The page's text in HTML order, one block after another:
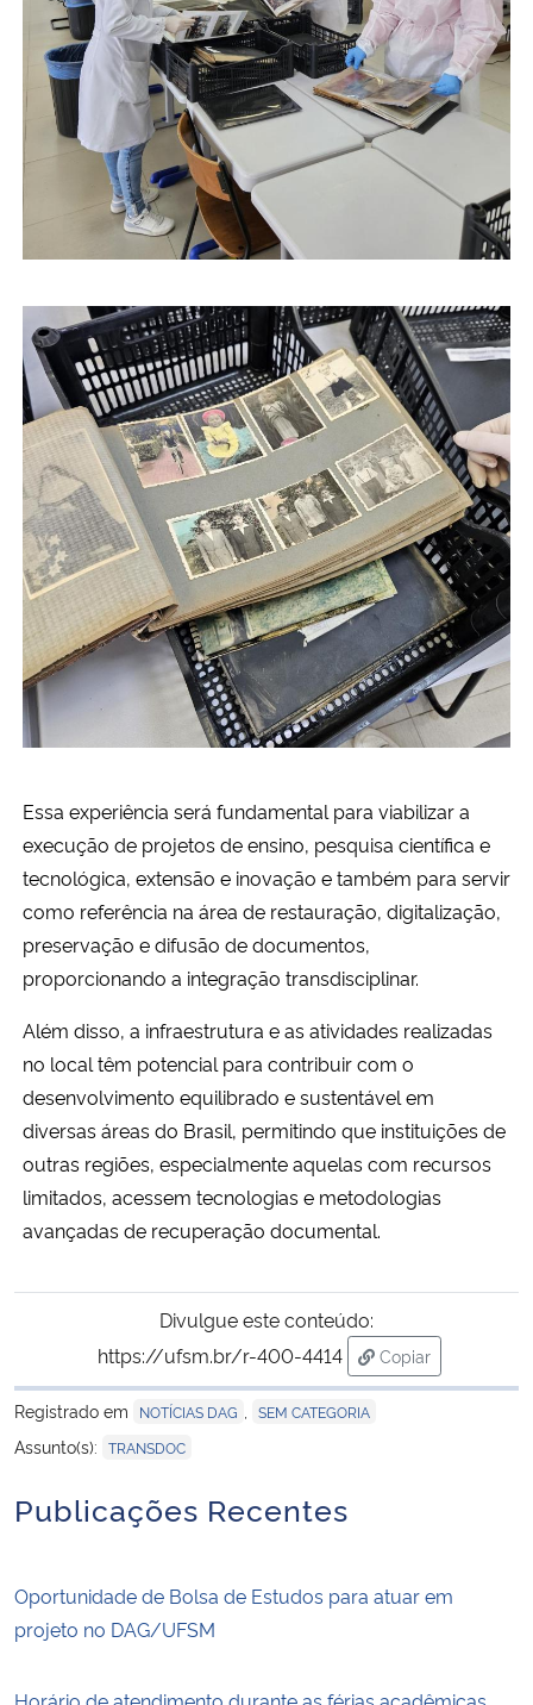
Essa experiência será fundamental para viabilizar a
execução de projetos de ensino, pesquisa científica e
tecnológica, extensão e inovação e também para servir
como referência na área de restauração, digitalização,
preservação e difusão de documentos,
proporcionando a integração transdisciplinar.
Além disso, a infraestrutura e as atividades realizadas
no local têm potencial para contribuir com o
desenvolvimento equilibrado e sustentável em
diversas áreas do Brasil, permitindo que instituições de
outras regiões, especialmente aquelas com recursos
limitados, acessem tecnologias e metodologias
avançadas de recuperação documental.
Divulgue este conteúdo:
https://ufsm.br/r-400-4414
Copiar
para área de
Registrado em
NOTÍCIAS DAG SEM CATEGORIA
Assunto(s): TRANSDOC
Publicações Recentes
Oportunidade de Bolsa de Estudos para atuar em
projeto no DAG/UFSM